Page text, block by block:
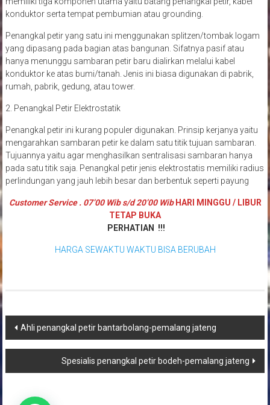
konduktor serta tempat pembumian atau grounding.
Penangkal petir yang satu ini menggunakan splitzen/tombak logam
yang dipasang pada bagian atas bangunan. Sifatnya pasif atau
hanya menunggu sambaran petir baru dialirkan melalui kabel
konduktor ke atas bumi/tanah. Jenis ini biasa digunakan di pabrik,
rumah, pabrik, gedung, atau tower.
2. Penangkal Petir Elektrostatik
Penangkal petir ini kurang populer digunakan. Prinsip kerjanya yaitu
mengarahkan sambaran petir ke dalam satu titik tujuan sambaran.
Tujuannya yaitu agar menghasilkan sentralisasi sambaran hanya
pada satu titik saja. Penangkal petir jenis elektrostatis memiliki radius
perlindungan yang jauh lebih besar dan berbentuk seperti payung
Customer Service . 07’00 Wib s/d 20’00 WibHARI MINGGU / LIBUR
TETAP BUKA
PERHATIAN !!!
HARGA SEWAKTU WAKTU BISA BERUBAH
Navigasi
pos
Ahli penangkal petir bantarbolang-pemalang jateng
Spesialis penangkal petir bodeh-pemalang jateng